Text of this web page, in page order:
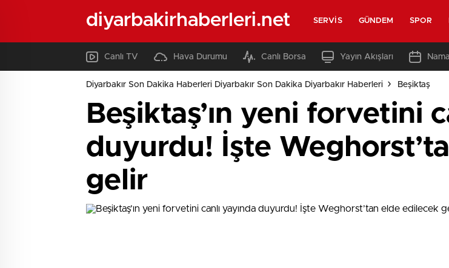
diyarbakirhaberleri.net SERVIS GÜNDEM SPOR
Canlı TV Hava Durumu Canlı Borsa Yayın Akışları
Diyarbakır Son Dakika Haberleri Diyarbakır Son Dakika Diyarbakır Haberleri Beşiktaş
Beşiktaş’ın yeni forvetini
duyurdu! İşte
gelir